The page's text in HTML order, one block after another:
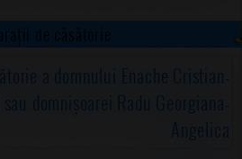
de căsătorie
a domnului Enache Cristian-
domnișoarei Radu Georgiana-
Angelica